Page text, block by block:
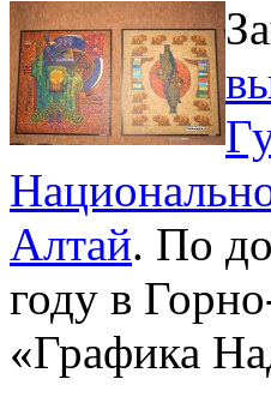
Алтай. По
году в
«Графика